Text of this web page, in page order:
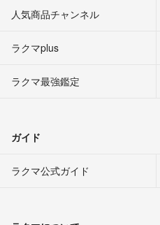
人気商品チャンネル
ラクマplus
ラクマ最強鑑定
ガイド
ラクマ公式ガイド